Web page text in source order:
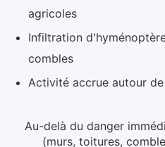
agricoles
Infiltration
combles
Activité accrue autour
Au-delà du danger
(murs, toitures,